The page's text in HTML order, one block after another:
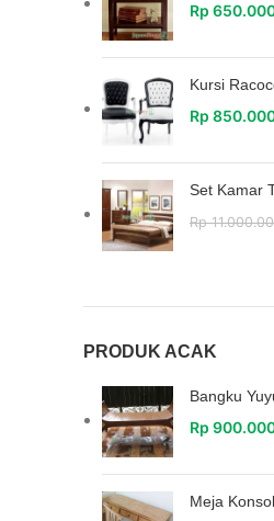
Rp
Kursi
Rp
Set Kamar
Rp
PRODUK ACAK
Bangku
Rp
Meja